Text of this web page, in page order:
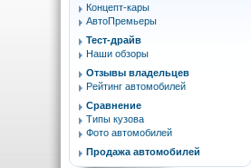
Концепт-кары
АвтоПремьеры
Тест-драйв
Наши обзоры
Отзывы владельцев
Рейтинг автомобилей
Сравнение
Типы кузова
Фото автомобилей
Продажа автомобилей